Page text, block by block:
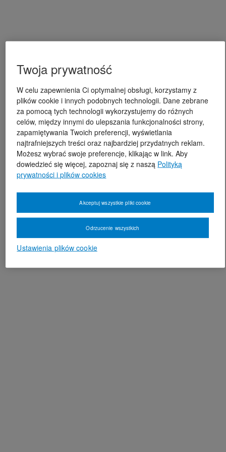
Twoja prywatność
W celu zapewnienia Ci optymalnej obsługi, korzystamy z
plików cookie i innych podobnych technologii. Dane zebrane
za pomocą tych technologii wykorzystujemy do różnych
celów, między innymi do ulepszania funkcjonalności strony,
zapamiętywania Twoich preferencji, wyświetlania
najtrafniejszych treści oraz najbardziej przydatnych reklam.
Możesz wybrać swoje preferencje, klikając w link. Aby
dowiedzieć się więcej, zapoznaj się z naszą Polityką
prywatności i plików cookies
Ustawienia plików cookie
Odrzucenie wszystkich
Akceptuj wszystkie pliki cookie